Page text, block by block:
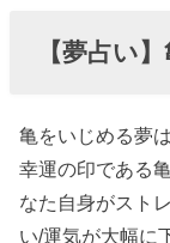
【夢占い
亀をいじめる夢
幸運の印である
なた自身がスト
い/運気が大幅に